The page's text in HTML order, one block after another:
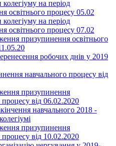
на період
освітнього процесу 05.02
на період
освітнього процесу 07.02
призупинення освітнього
робочих днів у 2019
навчального процесу від
призупинення
від 06.02.2020
навчального 2018 -
призупинення
від 10.02.2020